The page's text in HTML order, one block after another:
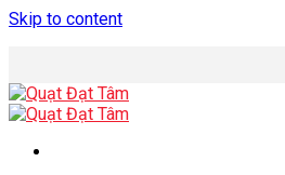
Skip to content